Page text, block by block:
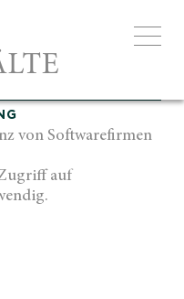
von Softwarefirmen
auf